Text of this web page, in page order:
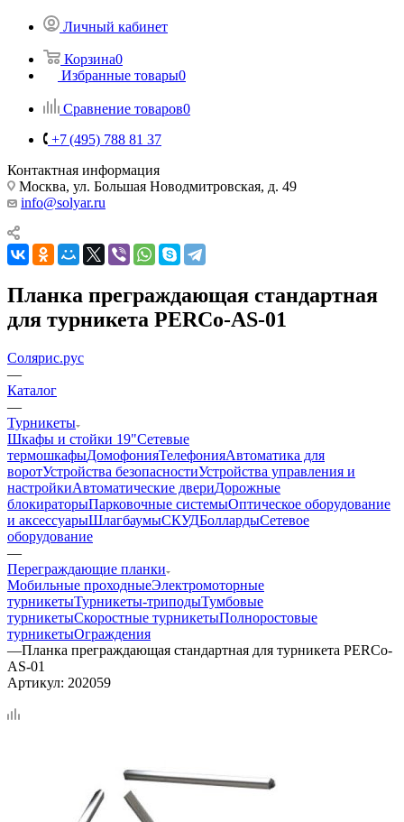
Личный кабинет
Корзина0
Избранные товары0
Сравнение товаров0
+7 (495) 788 81 37
Контактная информация
Москва, ул. Большая Новодмитровская, д. 49
info@solyar.ru
Планка преграждающая стандартная
для турникета PERCo-AS-01
Солярис.рус
—
Каталог
—
Турникеты
Шкафы и стойки 19"Сетевые
термошкафыДомофонияТелефонияАвтоматика для
воротУстройства безопасностиУстройства управления и
настройкиАвтоматические двериДорожные
блокираторыПарковочные системыОптическое оборудование
и аксессуарыШлагбаумыСКУДБоллардыСетевое
оборудование
—
Переграждающие планки
Мобильные проходныеЭлектромоторные
турникетыТурникеты-триподыТумбовые
турникетыСкоростные турникетыПолноростовые
турникетыОграждения
—Планка преграждающая стандартная для турникета PERCo-
AS-01
Артикул: 202059